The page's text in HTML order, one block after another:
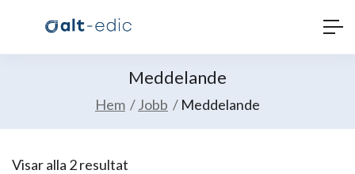
Meddelande
Hem Jobb Meddelande
Visar alla 2 resultat